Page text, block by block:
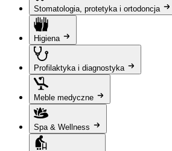
Stomatologia, protetyka i ortodoncja
Higiena
Profilaktyka i diagnostyka
Meble medyczne
Spa & Wellness